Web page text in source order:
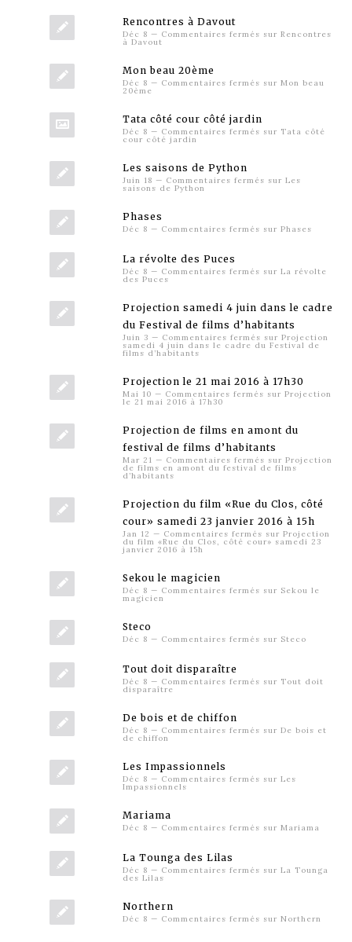
Rencontres à Davout
Déc 8 — Commentaires fermés sur Rencontres
à Davout
Mon beau 20ème
Déc 8 — Commentaires fermés sur Mon beau
20ème
Tata côté cour côté jardin
Déc 8 — Commentaires fermés sur Tata côté
cour côté jardin
Les saisons de Python
Juin 18 — Commentaires fermés sur Les
saisons de Python
Phases
Déc 8 — Commentaires fermés sur Phases
La révolte des Puces
Déc 8 — Commentaires fermés sur La révolte
des Puces
Projection samedi 4 juin dans le cadre
du Festival de films d’habitants
Juin 3 — Commentaires fermés sur Projection
samedi 4 juin dans le cadre du Festival de
films d’habitants
Projection le 21 mai 2016 à 17h30
Mai 10 — Commentaires fermés sur Projection
le 21 mai 2016 à 17h30
Projection de films en amont du
festival de films d’habitants
Mar 21 — Commentaires fermés sur Projection
de films en amont du festival de films
d’habitants
Projection du film «Rue du Clos, côté
cour» samedi 23 janvier 2016 à 15h
Jan 12 — Commentaires fermés sur Projection
du film «Rue du Clos, côté cour» samedi 23
janvier 2016 à 15h
Sekou le magicien
Déc 8 — Commentaires fermés sur Sekou le
magicien
Steco
Déc 8 — Commentaires fermés sur Steco
Tout doit disparaître
Déc 8 — Commentaires fermés sur Tout doit
disparaître
De bois et de chiffon
Déc 8 — Commentaires fermés sur De bois et
de chiffon
Les Impassionnels
Déc 8 — Commentaires fermés sur Les
Impassionnels
Mariama
Déc 8 — Commentaires fermés sur Mariama
La Tounga des Lilas
Déc 8 — Commentaires fermés sur La Tounga
des Lilas
Northern
Déc 8 — Commentaires fermés sur Northern